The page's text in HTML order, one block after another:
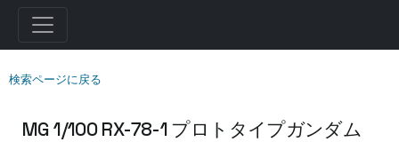
検索ページに戻る
MG 1/100 RX-78-1 プロトタイプガンダム